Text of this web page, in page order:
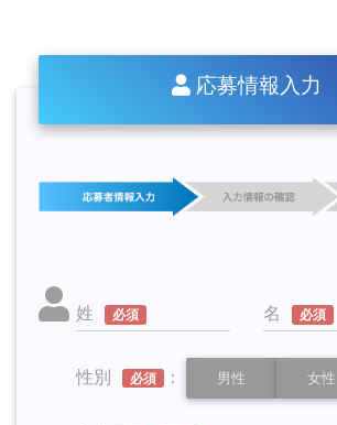
応募情報入力
姓 必須 名 必須
性別 必須 ： 男性 女性